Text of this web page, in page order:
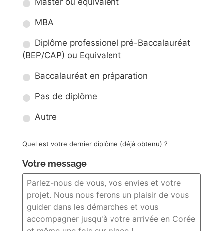
MBA
Diplôme professionel pré-Baccalauréat
(BEP/CAP) ou Equivalent
Baccalauréat en préparation
Pas de diplôme
Autre
Quel est votre dernier diplôme (déjà obtenu) ?
Votre message